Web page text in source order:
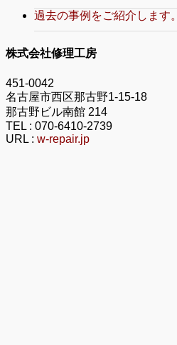
過去の事例をご紹介します。
株式会社修理工房
451-0042
名古屋市西区那古野1-15-18
那古野ビル南館 214
TEL : 070-6410-2739
URL : w-repair.jp